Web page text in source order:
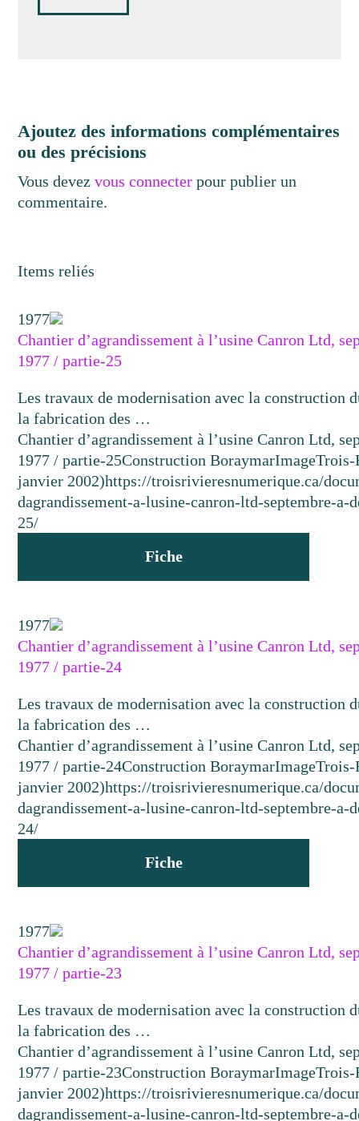
Ajoutez des informations complémentaires
ou des précisions
Vous devezvous connecter pour publier un
commentaire.
Items reliés
1977
Chantier d’agrandissement à l’usine Canron Ltd,
1977 / partie-25
Les travaux de modernisation avec la construction
la fabrication des …
Chantier d’agrandissement à l’usine Canron Ltd,
1977 / partie-25Construction BoraymarImageTrois-
janvier 2002)https://troisrivieresnumerique.ca/
dagrandissement-a-lusine-canron-ltd-septembre-a-
25/
Fiche
1977
Chantier d’agrandissement à l’usine Canron Ltd,
1977 / partie-24
Les travaux de modernisation avec la construction
la fabrication des …
Chantier d’agrandissement à l’usine Canron Ltd,
1977 / partie-24Construction BoraymarImageTrois-
janvier 2002)https://troisrivieresnumerique.ca/
dagrandissement-a-lusine-canron-ltd-septembre-a-
24/
Fiche
1977
Chantier d’agrandissement à l’usine Canron Ltd,
1977 / partie-23
Les travaux de modernisation avec la construction
la fabrication des …
Chantier d’agrandissement à l’usine Canron Ltd,
1977 / partie-23Construction BoraymarImageTrois-
janvier 2002)https://troisrivieresnumerique.ca/
dagrandissement-a-lusine-canron-ltd-septembre-a-